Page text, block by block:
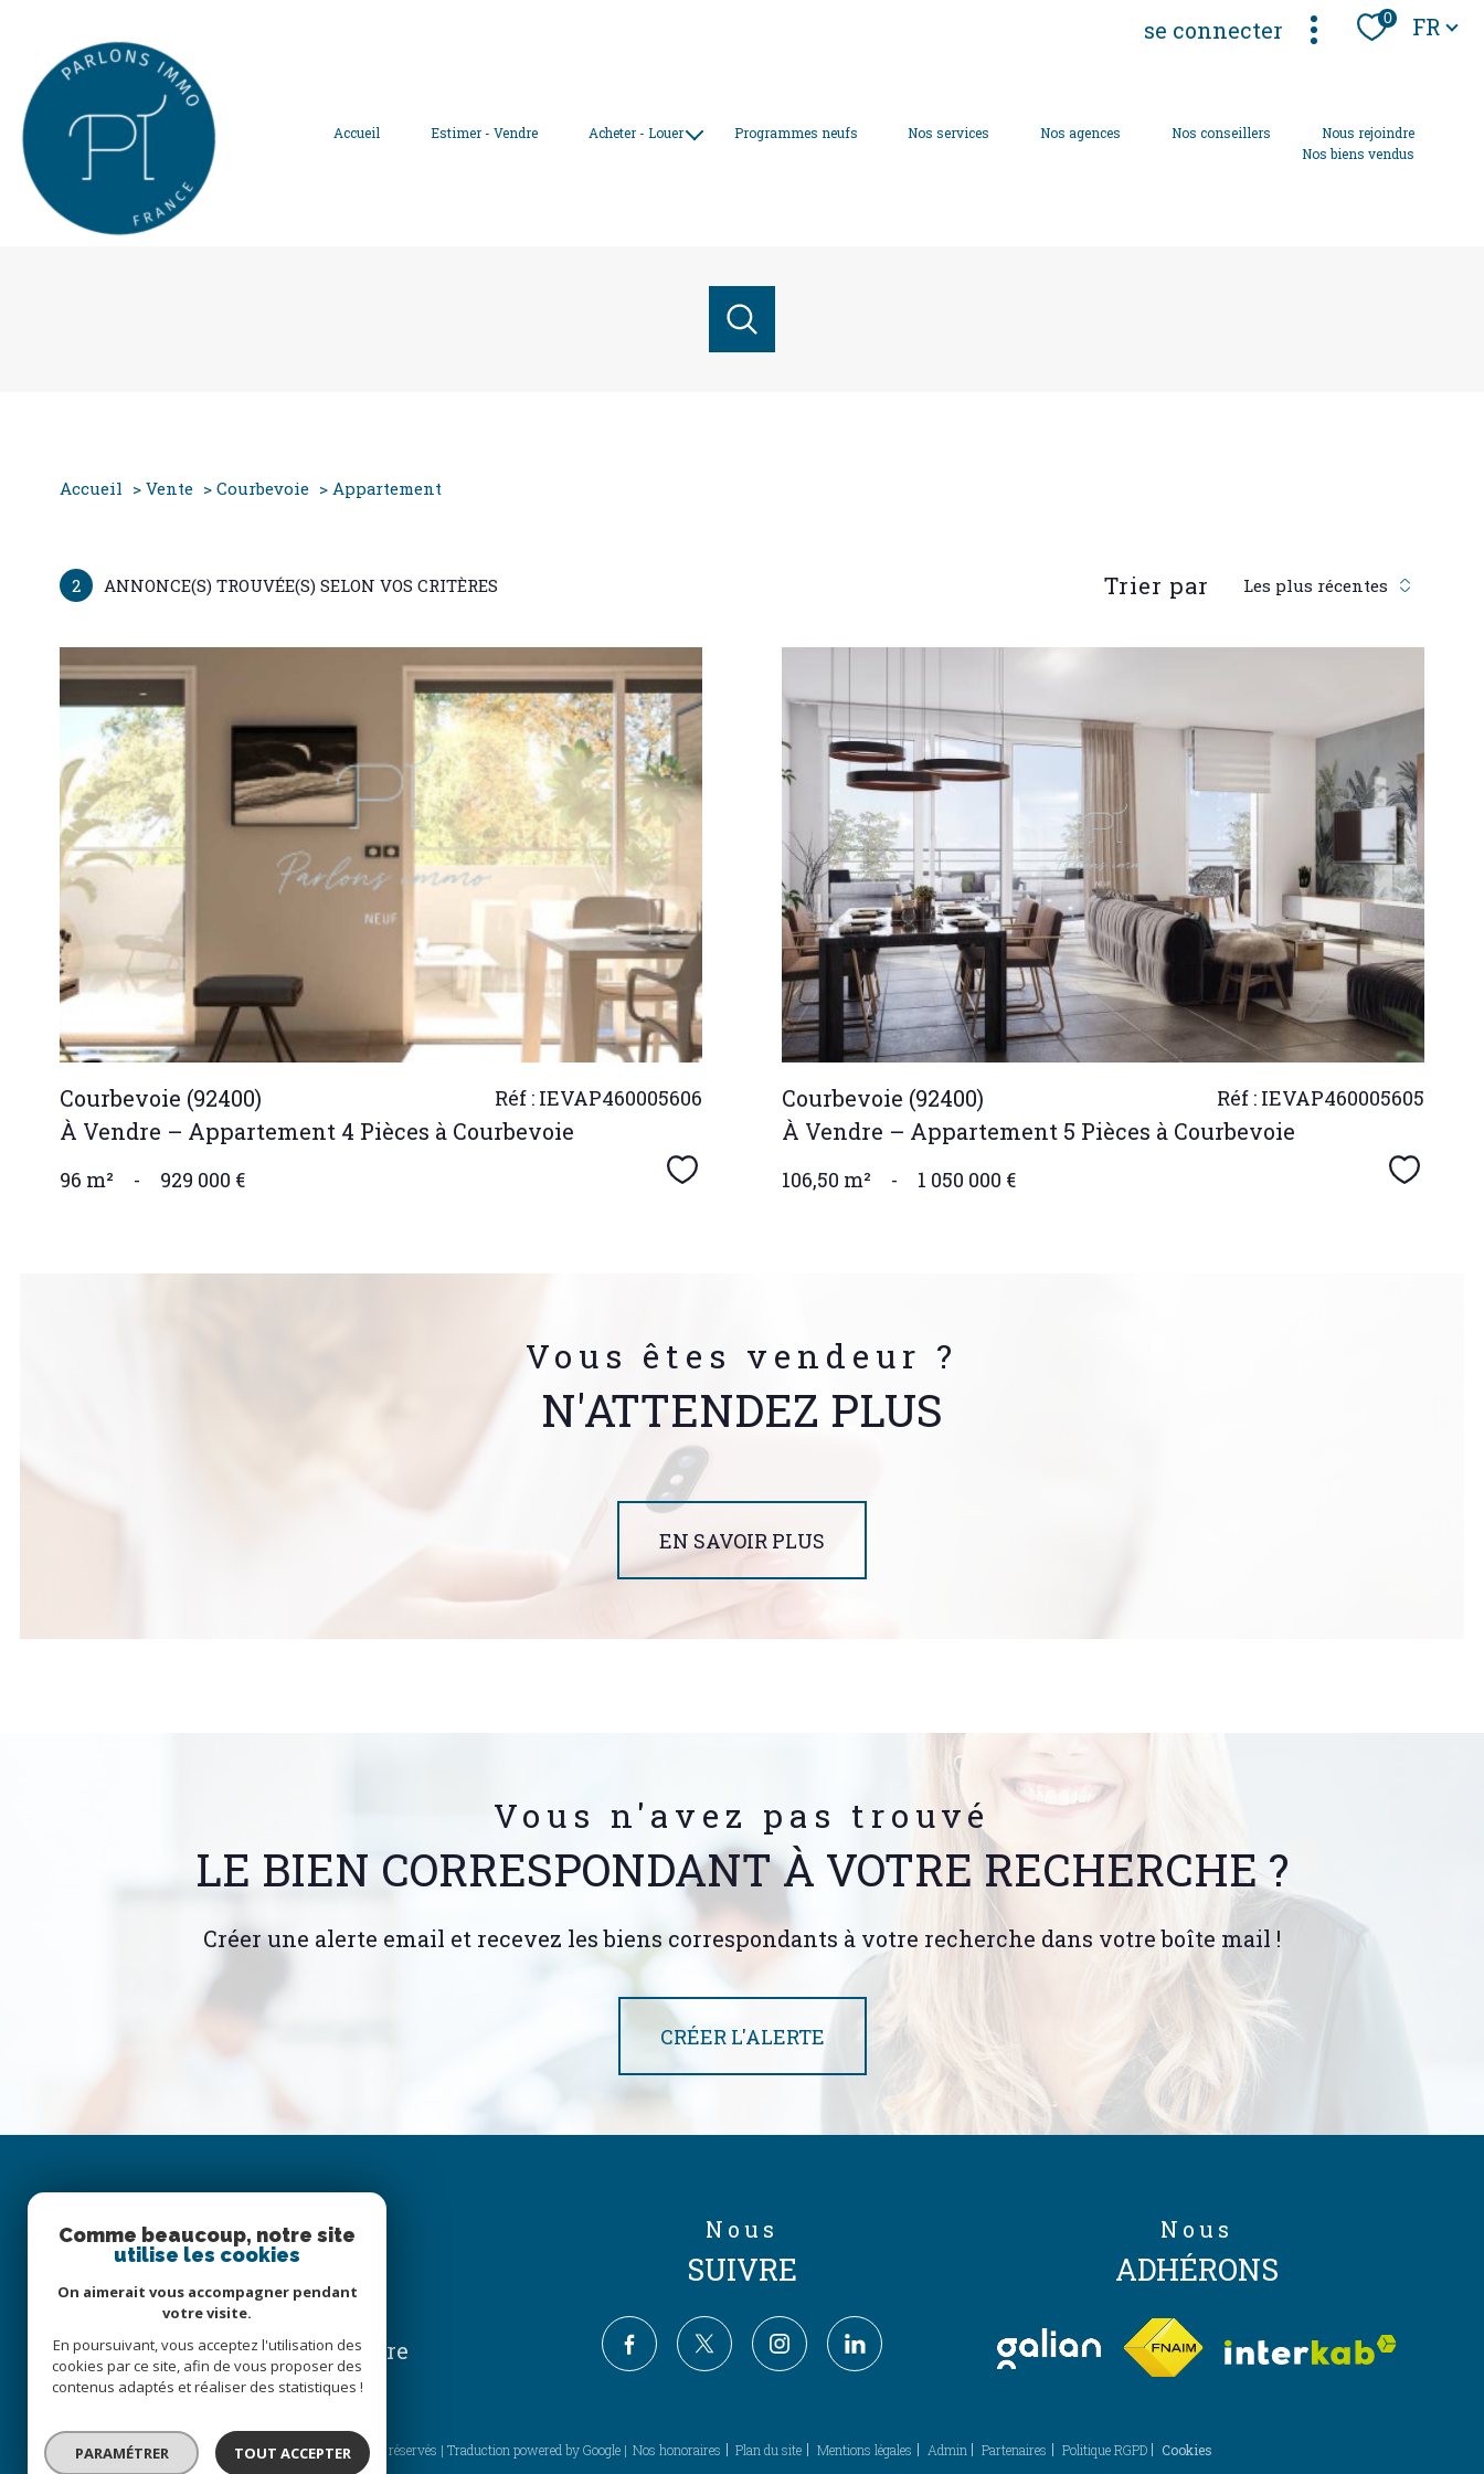
se connecter 0 Langue
FR
Accueil Estimer - Vendre Acheter - Louer Programmes neufs Nos services Nos agences Nos conseillers
Nous rejoindre
Nos biens vendus
louer
Accueil Vente Courbevoie Appartement
2 ANNONCE(S) TROUVÉE(S) SELON VOS CRITÈRES Trier par Les plus récentes
VOIR LE
BIEN
Courbevoie (92400)
À Vendre – Appartement 4 Pièces à Courbevoie
Réf : IEVAP460005606
96 m² - 929 000 € Sélectionner
VOIR LE
BIEN
Courbevoie (92400)
À Vendre – Appartement 5 Pièces à Courbevoie
Réf : IEVAP460005605
106,50 m² - 1 050 000 €
Vous êtes vendeur ?
N'ATTENDEZ PLUS
EN SAVOIR PLUS
Vous n'avez pas trouvé
LE BIEN CORRESPONDANT À VOTRE RECHERCHE ?
Créer une alerte email et recevez les biens correspondants à votre recherche dans votre boîte mail !
CRÉER L'ALERTE
Se
CONNECTER
espace propriétaire
Nous
SUIVRE
Nous
ADHÉRONS
© 2026 | Tous droits réservés | Traduction powered by Google | Nos honoraires Plan du site Mentions légales Admin Partenaires Politique RGPD Cookies
Comme beaucoup, notre site
utilise les cookies
On aimerait vous accompagner pendant
votre visite.
En poursuivant, vous acceptez l'utilisation des
cookies par ce site, afin de vous proposer des
contenus adaptés et réaliser des statistiques !
PARAMÉTRER TOUT ACCEPTER